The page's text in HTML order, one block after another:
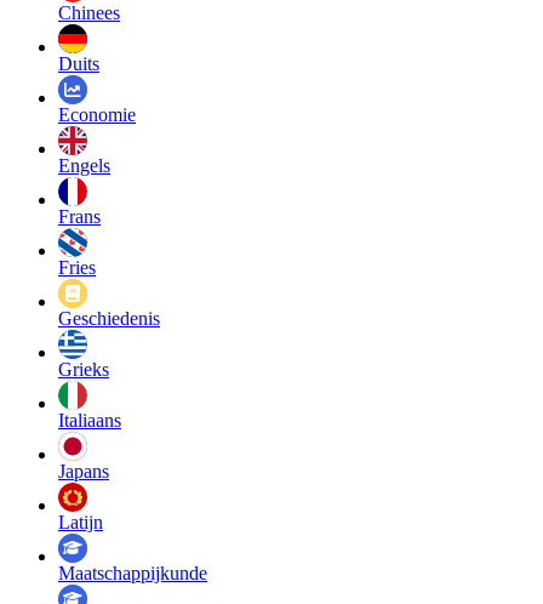
Chinees
Duits
Economie
Engels
Frans
Fries
Geschiedenis
Grieks
Italiaans
Japans
Latijn
Maatschappij­kunde